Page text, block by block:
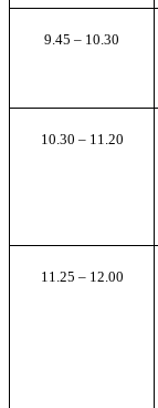
9.45 – 10.30
10.30 – 11.20
11.25 – 12.00